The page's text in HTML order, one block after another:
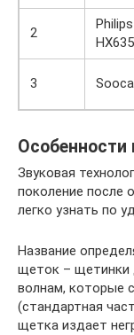
2
3
Особенности
Звуковая
поколение после
легко узнать по
Название
щеток – щетинки
волнам, которые
(стандартная
щетка издает